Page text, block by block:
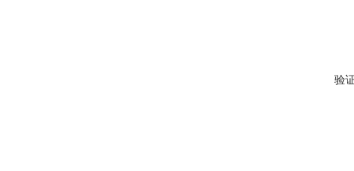
验